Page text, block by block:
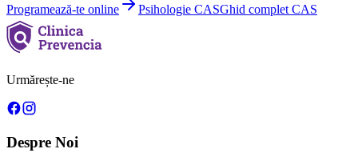
Programează-te online Psihologie CASGhid complet CAS
Urmărește-ne
Despre Noi